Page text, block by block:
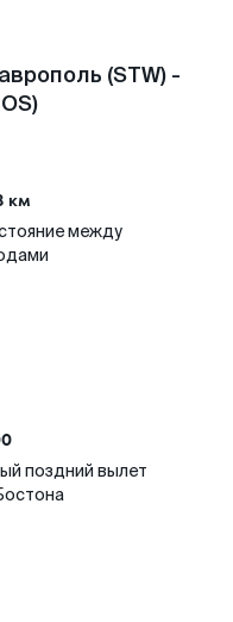
(STW) -
км
между
поздний вылет